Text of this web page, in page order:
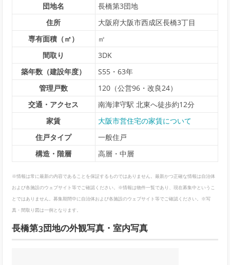
団地名
長橋第3団地
住所
大阪府大阪市西成区長橋3丁目
専有面積（㎡）
㎡
間取り
3DK
築年数（建設年度）
S55・63年
管理戸数
120（公営96・改良24）
交通・アクセス
南海津守駅 北東へ徒歩約12分
家賃
大阪市営住宅の家賃について
住戸タイプ
一般住戸
構造・階層
高層・中層
※情報は常に最新の内容であることを保証するものではありません。最新かつ正確な情報は自治体
および各施設のウェブサイト等でご確認ください。※情報は物件一覧であり、現在募集中というこ
とではありません。募集期間中に自治体および各施設のウェブサイト等でご確認ください。※写
真・間取り図は一例となります。
長橋第3団地の外観写真・室内写真